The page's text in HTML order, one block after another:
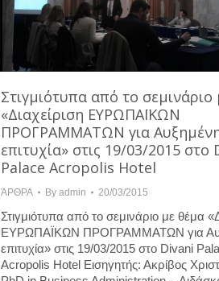
Στιγμιότυπα από το
«Διαχείριση ΕΥΡΩΠΑΪΚΩΝ
ΠΡΟΓΡΑΜΜΑΤΩΝ για
επιτυχία» στις 19/03/2015 στο
Palace Acropolis Hotel
ΆΡΘΡΑ By admin 20/03/2015
Στιγμιότυπα από το σεμινάριο με θέμα
ΕΥΡΩΠΑΪΚΩΝ ΠΡΟΓΡΑΜΜΑΤΩΝ για
επιτυχία» στις 19/03/2015 στο Divani
Acropolis Hotel Εισηγητής: Ακρίβος